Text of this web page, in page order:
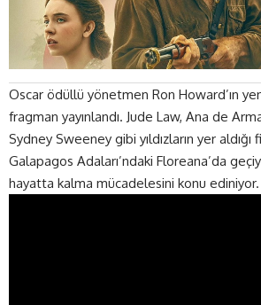
Oscar ödüllü yönetmen Ron Howard’ın
fragman yayınlandı. Jude Law, Ana de
Sydney Sweeney gibi yıldızların yer aldığı
Galapagos Adaları’ndaki Floreana’da
hayatta kalma mücadelesini konu ediniyor.